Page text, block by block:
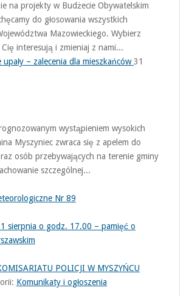
na projekty w Budżecie Obywatelskim
do głosowania wszystkich
Mazowieckiego. Wybierz
interesują i zmieniaj z nami...
– zalecenia dla mieszkańców31
wystąpieniem wysokich
Myszyniec zwraca się z apelem do
osób przebywających na terenie gminy
szczególnej...
Nr 89
sierpnia o godz. 17.00 – pamięć o
POLICJI W MYSZYŃCU
Komunikaty i ogłoszenia